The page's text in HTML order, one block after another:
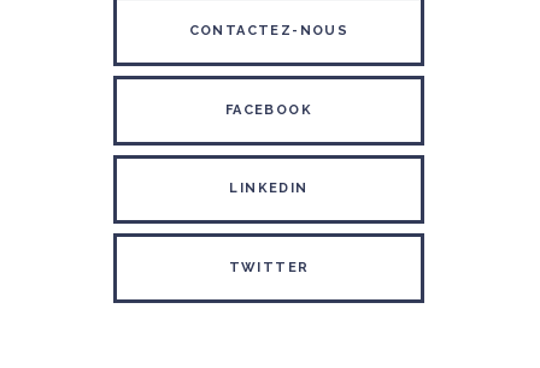
CONTACTEZ-NOUS
FACEBOOK
LINKEDIN
TWITTER